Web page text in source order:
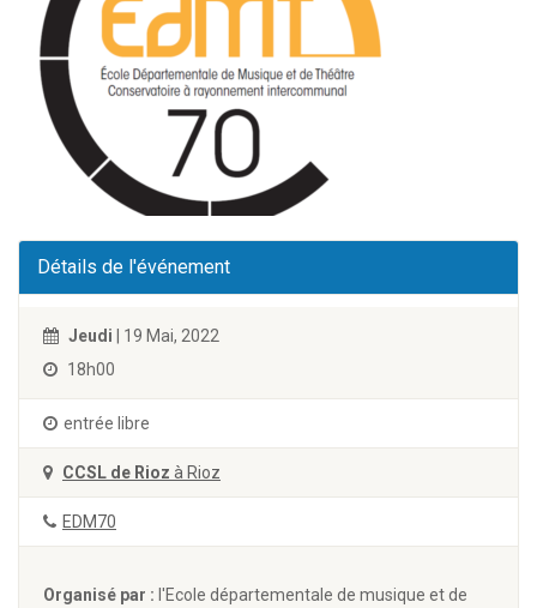
Détails de l'événement
Jeudi | 19 Mai, 2022
18h00
entrée libre
CCSL de Rioz à Rioz
EDM70
Organisé par : l'Ecole départementale de musique et de